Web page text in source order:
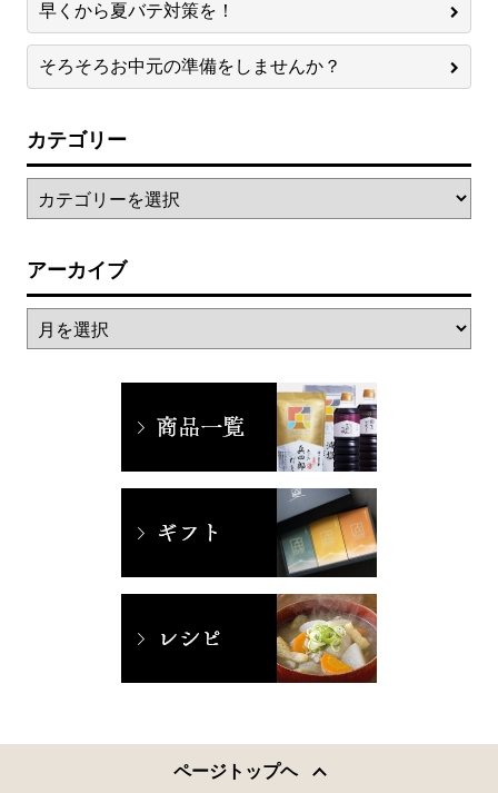
早くから夏バテ対策を！
そろそろお中元の準備をしませんか？
カテゴリー
アーカイブ
ページトップヘ